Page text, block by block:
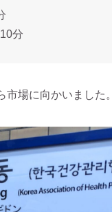
分
場に向かいました。